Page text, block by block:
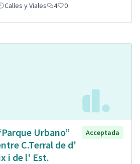
Calles y Viales 4 0
Urbano”
C.Terral de d'
i de l' Est.
Acceptada